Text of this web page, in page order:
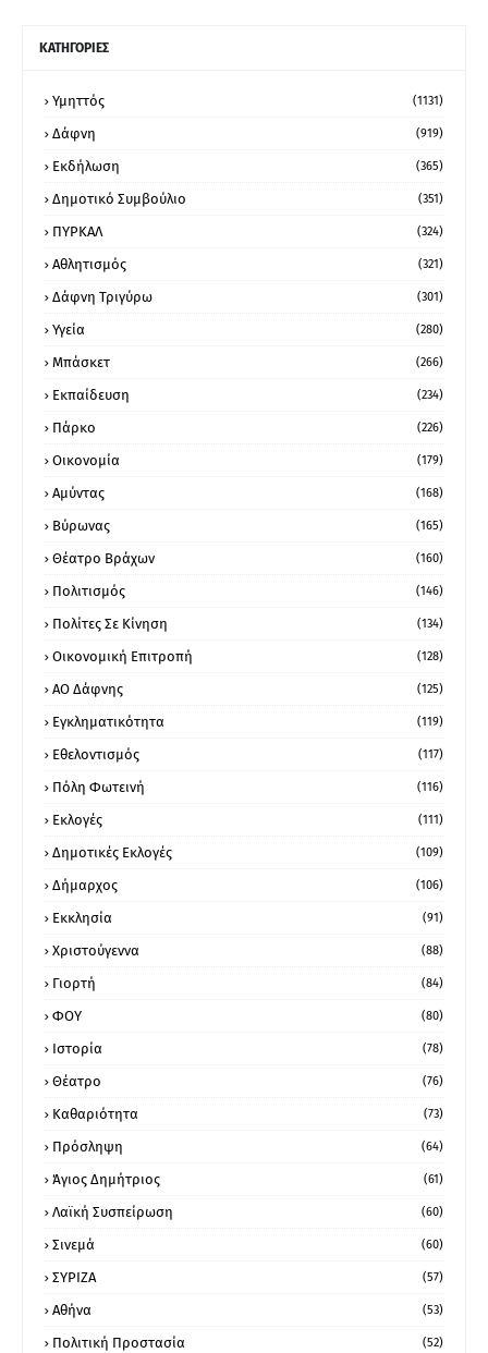
ΚΑΤΗΓΟΡΙΕΣ
Υμηττός (1131)
Δάφνη (919)
Εκδήλωση (365)
Δημοτικό Συμβούλιο (351)
ΠΥΡΚΑΛ (324)
Αθλητισμός (321)
Δάφνη Τριγύρω (301)
Υγεία (280)
Μπάσκετ (266)
Εκπαίδευση (234)
Πάρκο (226)
Οικονομία (179)
Αμύντας (168)
Βύρωνας (165)
Θέατρο Βράχων (160)
Πολιτισμός (146)
Πολίτες Σε Κίνηση (134)
Οικονομική Επιτροπή (128)
ΑΟ Δάφνης (125)
Εγκληματικότητα (119)
Εθελοντισμός (117)
Πόλη Φωτεινή (116)
Εκλογές (111)
Δημοτικές Εκλογές (109)
Δήμαρχος (106)
Εκκλησία (91)
Χριστούγεννα (88)
Γιορτή (84)
ΦΟΥ (80)
Ιστορία (78)
Θέατρο (76)
Καθαριότητα (73)
Πρόσληψη (64)
Άγιος Δημήτριος (61)
Λαϊκή Συσπείρωση (60)
Σινεμά (60)
ΣΥΡΙΖΑ (57)
Αθήνα (53)
Πολιτική Προστασία (52)